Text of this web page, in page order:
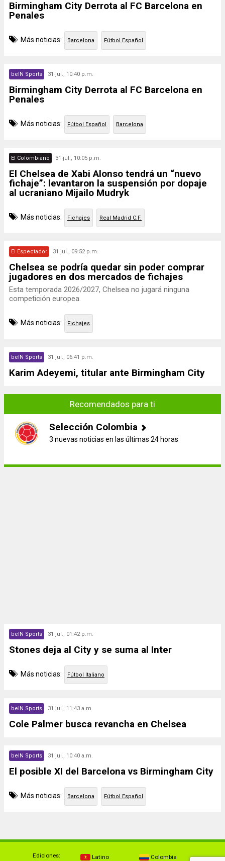
Birmingham City Derrota al FC Barcelona en
Penales
Más noticias: Barcelona Fútbol Español
beIN Sports 31 jul., 10:40 p.m.
Birmingham City Derrota al FC Barcelona en
Penales
Más noticias: Fútbol Español Barcelona
El Colombiano 31 jul., 10:05 p.m.
El Chelsea de Xabi Alonso tendrá un “nuevo
fichaje”: levantaron la suspensión por dopaje
al ucraniano Mijailo Mudryk
Más noticias: Fichajes Real Madrid C.F.
El Espectador 31 jul., 09:52 p.m.
Chelsea se podría quedar sin poder comprar
jugadores en dos mercados de fichajes
Esta temporada 2026/2027, Chelsea no jugará ninguna
competición europea.
Más noticias: Fichajes
beIN Sports 31 jul., 06:41 p.m.
Karim Adeyemi, titular ante Birmingham City
Recomendados para ti
Selección Colombia
3 nuevas noticias en las últimas 24 horas
beIN Sports 31 jul., 01:42 p.m.
Stones deja al City y se suma al Inter
Más noticias: Fútbol Italiano
beIN Sports 31 jul., 11:43 a.m.
Cole Palmer busca revancha en Chelsea
beIN Sports 31 jul., 10:40 a.m.
El posible XI del Barcelona vs Birmingham City
Más noticias: Barcelona Fútbol Español
Ediciones: Latino Colombia